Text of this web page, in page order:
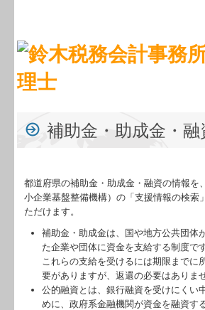
トップページ
お知らせ
職員紹介
交通案内
業務案内
セミナー案内
料金について
補助金・助成金・融
都道府県の補助金・助成金・融資の情報を
小企業基盤整備機構）の「支援情報の検索
ただけます。
補助金・助成金は、国や地方公共団体
た企業や団体に資金を支給する制度です
これらの支給を受けるには期限までに
要がありますが、返還の必要はありま
公的融資とは、銀行融資を受けにくい
めに、政府系金融機関が資金を融資す